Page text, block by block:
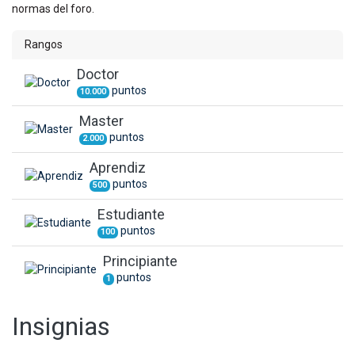
normas del foro.
Rangos
Doctor
10.000 puntos
Master
2.000 puntos
Aprendiz
500 puntos
Estudiante
100 puntos
Principiante
1 puntos
Insignias